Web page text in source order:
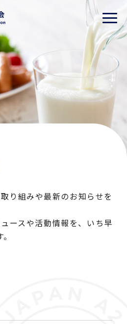
り組みや最新のお知らせを
ースや活動情報を、いち早